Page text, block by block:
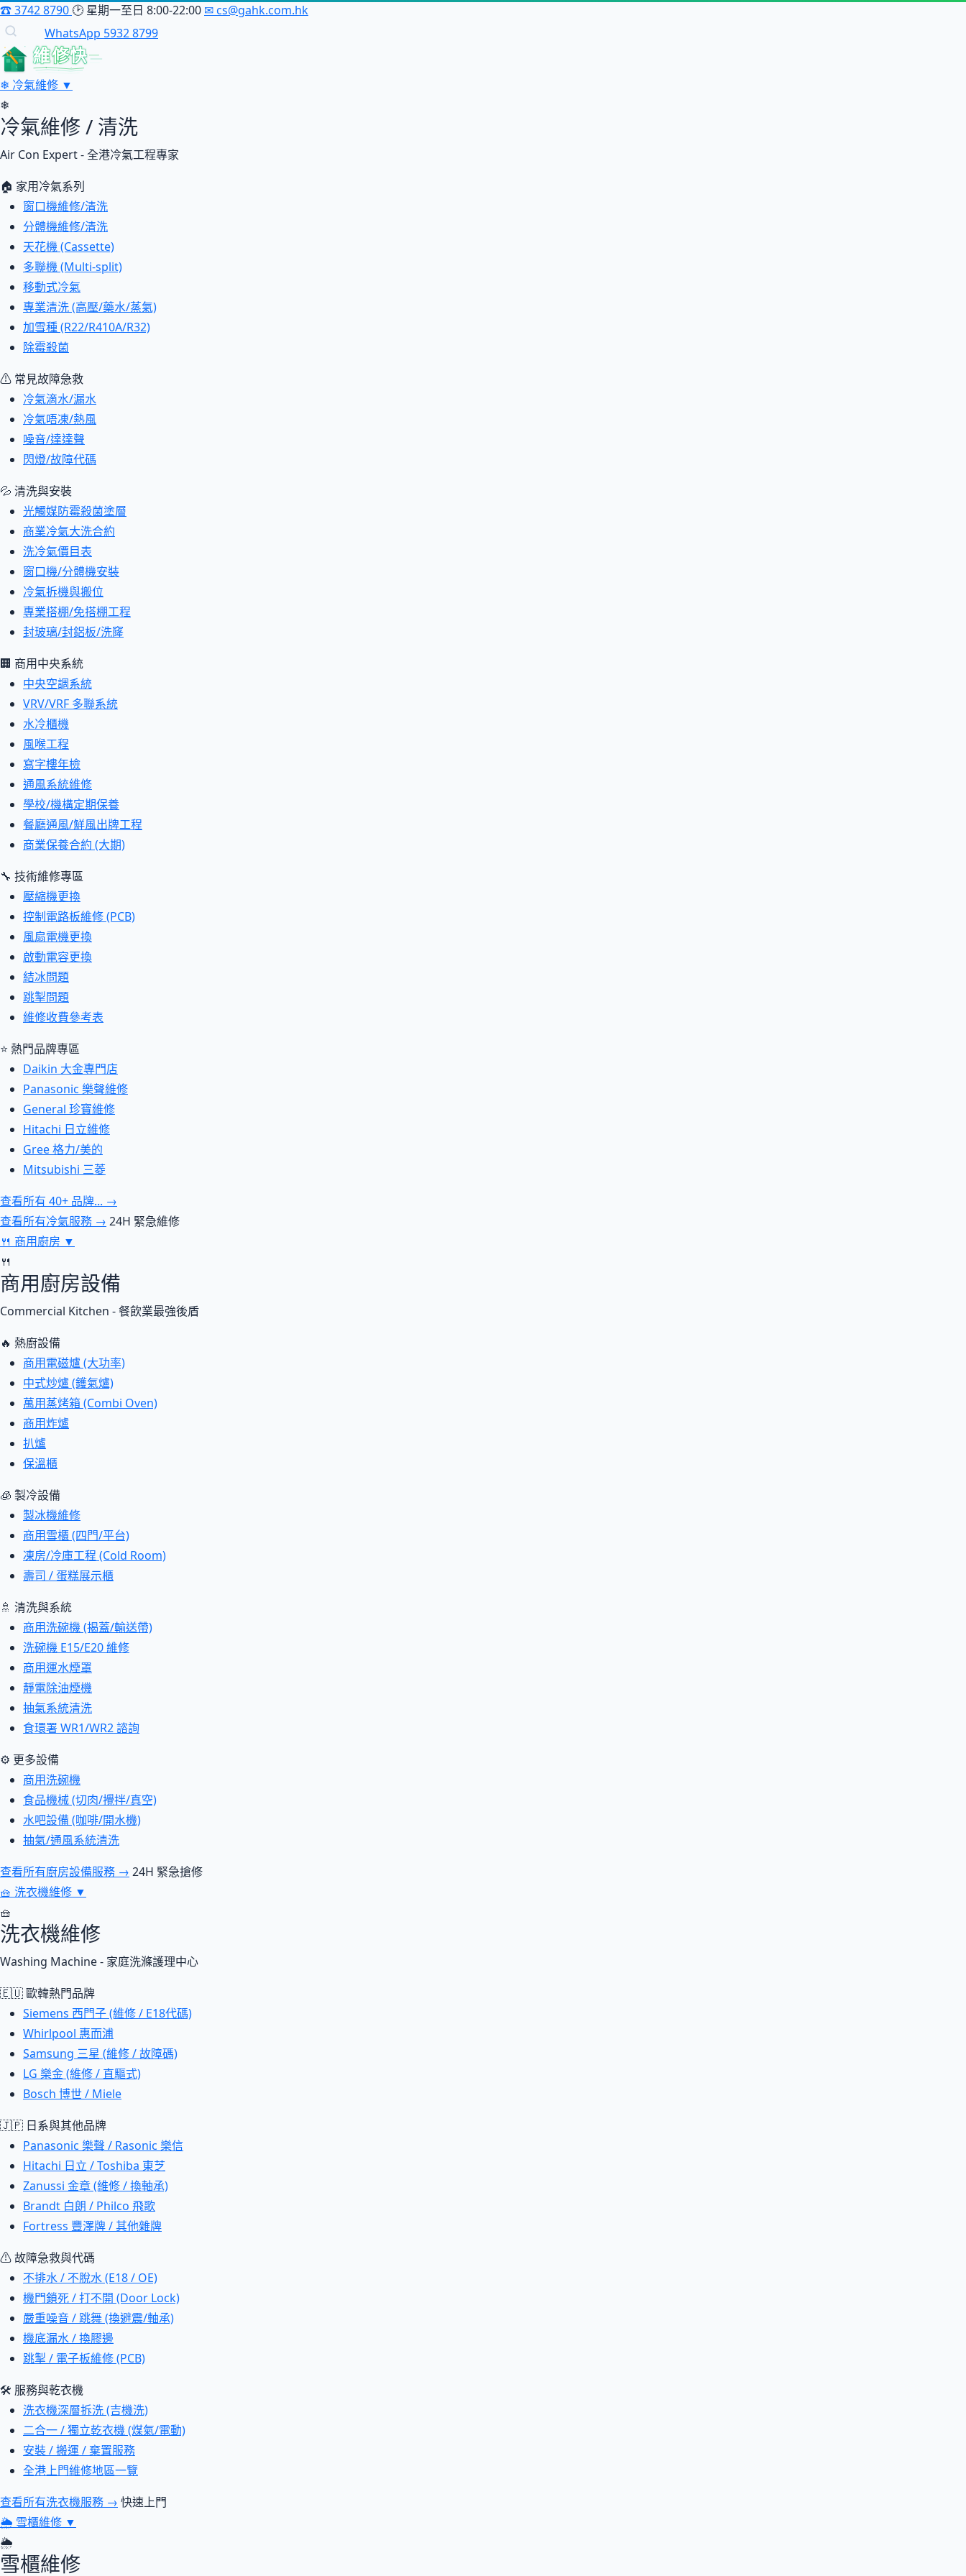
☎3742 8790 🕑 星期一至日 8:00-22:00 ✉cs@gahk.com.hk
WhatsApp 5932 8799
維修快
❄ 冷氣維修 ▼
❄
冷氣維修 / 清洗
Air Con Expert - 全港冷氣工程專家
🏠 家用冷氣系列
窗口機維修/清洗
分體機維修/清洗
天花機 (Cassette)
多聯機 (Multi-split)
移動式冷氣
專業清洗 (高壓/藥水/蒸氣)
加雪種 (R22/R410A/R32)
除霉殺菌
⚠ 常見故障急救
冷氣滴水/漏水
冷氣唔凍/熱風
噪音/達達聲
閃燈/故障代碼
💦 清洗與安裝
光觸媒防霉殺菌塗層
商業冷氣大洗合約
洗冷氣價目表
窗口機/分體機安裝
冷氣拆機與搬位
專業搭棚/免搭棚工程
封玻璃/封鋁板/洗窿
🏢 商用中央系統
中央空調系統
VRV/VRF 多聯系統
水冷櫃機
風喉工程
寫字樓年檢
通風系統維修
學校/機構定期保養
餐廳通風/鮮風出牌工程
商業保養合約 (大期)
🔧 技術維修專區
壓縮機更換
控制電路板維修 (PCB)
風扇電機更換
啟動電容更換
結冰問題
跳掣問題
維修收費參考表
⭐ 熱門品牌專區
Daikin 大金專門店
Panasonic 樂聲維修
General 珍寶維修
Hitachi 日立維修
Gree 格力/美的
Mitsubishi 三菱
查看所有 40+ 品牌... →
查看所有冷氣服務 → 24H 緊急維修
🍴 商用廚房 ▼
🍴
商用廚房設備
Commercial Kitchen - 餐飲業最強後盾
🔥 熱廚設備
商用電磁爐 (大功率)
中式炒爐 (鑊氣爐)
萬用蒸烤箱 (Combi Oven)
商用炸爐
扒爐
保溫櫃
🧊 製冷設備
製冰機維修
商用雪櫃 (四門/平台)
凍房/冷庫工程 (Cold Room)
壽司 / 蛋糕展示櫃
🚿 清洗與系統
商用洗碗機 (揭蓋/輸送帶)
洗碗機 E15/E20 維修
商用運水煙罩
靜電除油煙機
抽氣系統清洗
食環署 WR1/WR2 諮詢
⚙ 更多設備
商用洗碗機
食品機械 (切肉/攪拌/真空)
水吧設備 (咖啡/開水機)
抽氣/通風系統清洗
查看所有廚房設備服務 → 24H 緊急搶修
🧺 洗衣機維修 ▼
🧺
洗衣機維修
Washing Machine - 家庭洗滌護理中心
🇪🇺 歐韓熱門品牌
Siemens 西門子 (維修 / E18代碼)
Whirlpool 惠而浦
Samsung 三星 (維修 / 故障碼)
LG 樂金 (維修 / 直驅式)
Bosch 博世 / Miele
🇯🇵 日系與其他品牌
Panasonic 樂聲 / Rasonic 樂信
Hitachi 日立 / Toshiba 東芝
Zanussi 金章 (維修 / 換軸承)
Brandt 白朗 / Philco 飛歌
Fortress 豐澤牌 / 其他雜牌
⚠ 故障急救與代碼
不排水 / 不脫水 (E18 / OE)
機門鎖死 / 打不開 (Door Lock)
嚴重噪音 / 跳舞 (換避震/軸承)
機底漏水 / 換膠邊
跳掣 / 電子板維修 (PCB)
🛠 服務與乾衣機
洗衣機深層拆洗 (吉機洗)
二合一 / 獨立乾衣機 (煤氣/電動)
安裝 / 搬運 / 棄置服務
全港上門維修地區一覽
查看所有洗衣機服務 → 快速上門
🌦 雪櫃維修 ▼
🌦
雪櫃維修